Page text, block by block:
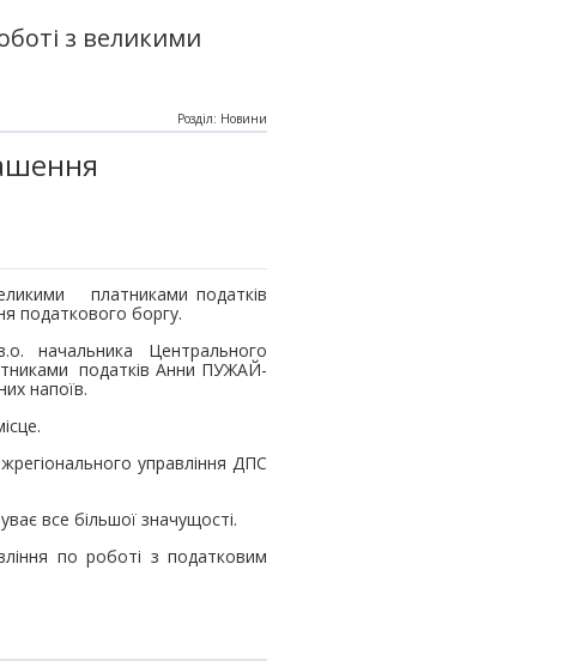
з великими
Розділ: Новини
платниками податків
податкового боргу.
начальника Центрального
податків Анни ПУЖАЙ-
напоїв.
управління ДПС
все більшої значущості.
по роботі з податковим